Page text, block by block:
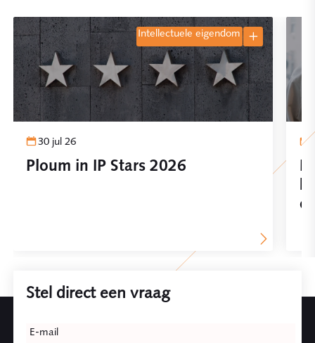
intellectuele eigendom
30 jul 26
Ploum in IP Stars 2026
Stel direct een vraag
this
E-mail